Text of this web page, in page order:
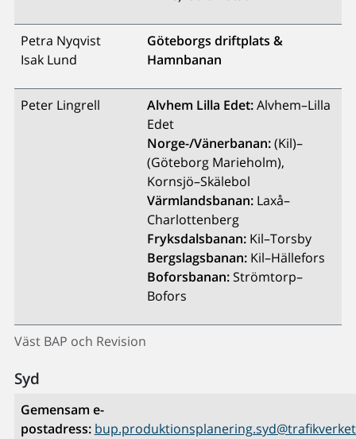
Väst BAP och Revision
Petra Nyqvist
Isak Lund
Göteborgs driftplats &
Hamnbanan
Peter Lingrell Alvhem Lilla Edet:Alvhem–Lilla
Edet
Norge-/Vänerbanan:(Kil)–
(Göteborg Marieholm),
Kornsjö–Skälebol
Värmlandsbanan: Laxå–
Charlottenberg
Fryksdalsbanan: Kil–Torsby
Bergslagsbanan: Kil–Hällefors
Boforsbanan:Strömtorp–
Bofors
Syd
Gemensam e-
postadress: